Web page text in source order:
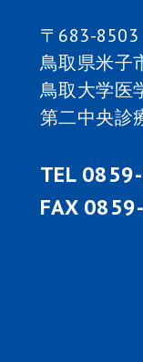
〒683-8503
鳥取県米子
鳥取大学医
第二中央診
TEL
FAX